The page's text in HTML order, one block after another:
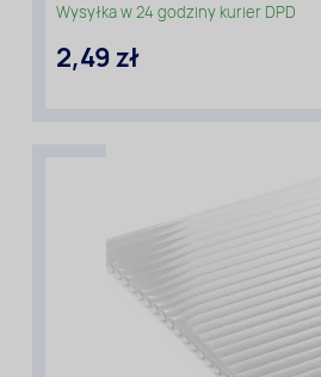
Wysyłka w 24 godziny kurier DPD
2,49 zł